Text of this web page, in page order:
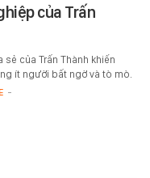
của Trấn
sẻ của Trấn Thành khiến
ít người bất ngờ và tò mò.
-